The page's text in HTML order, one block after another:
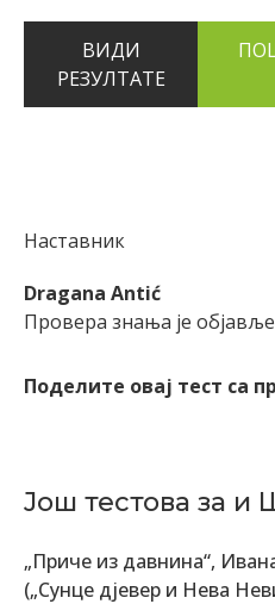
ВИДИ
РЕЗУЛТАТЕ
Наставник
Dragana Antić
Провера знања је
Поделите овај тест са
Још тестова за и
„Приче из давнина“,
(„Сунце дјевер и Нева